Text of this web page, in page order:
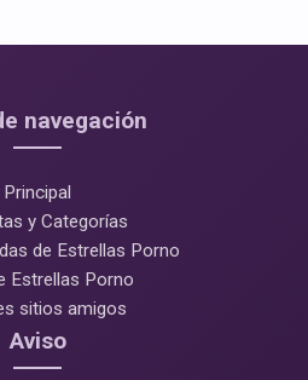
navegación
Principal
y Categorías
de Estrellas Porno
Estrellas Porno
sitios amigos
Aviso